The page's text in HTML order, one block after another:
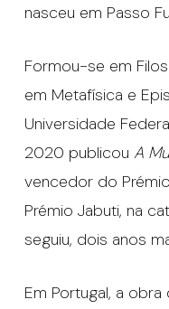
nasceu em Passo
Formou-se em
em Metafísica e
Universidade
2020 publicou A
vencedor do
Prémio Jabuti, na
seguiu, dois anos
Em Portugal, a